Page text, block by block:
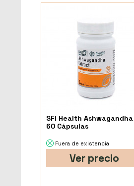
SFI Health Ashwagandha
60 Cápsulas
Fuera de existencia
Ver precio